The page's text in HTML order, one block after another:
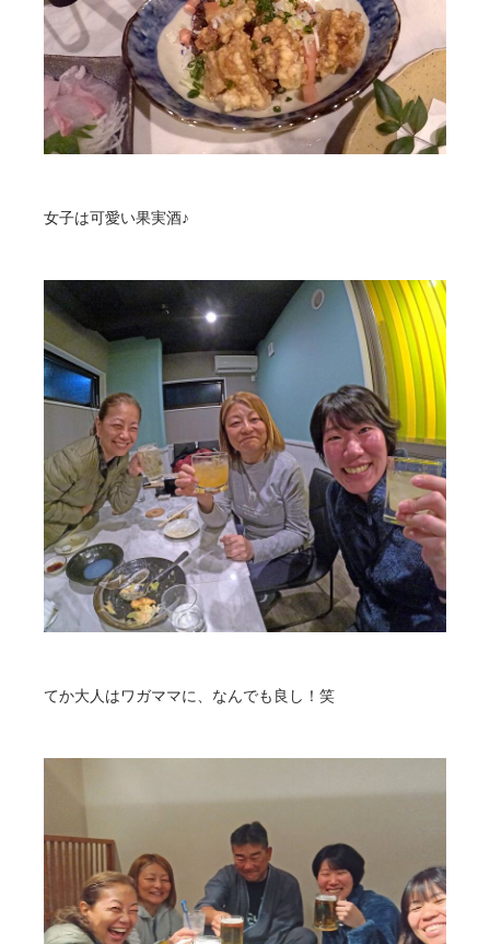
女子は可愛い果実酒♪
てか大人はワガママに、なんでも良し！笑